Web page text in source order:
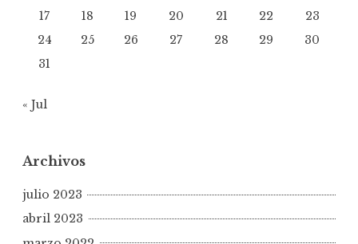
17
18 19 20 21 22
23
24
25 26 27 28 29
30
31
« Jul
Archivos
julio 2023
abril 2023